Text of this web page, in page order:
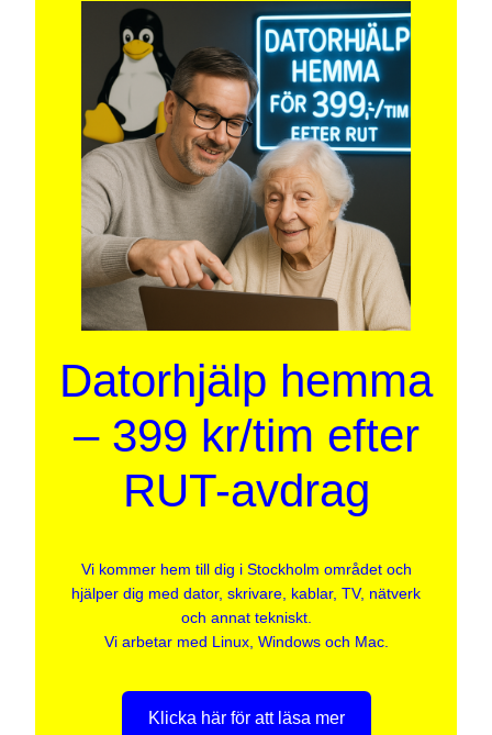
Datorhjälp hemma
– 399 kr/tim efter
RUT-avdrag
Vi kommer hem till dig i Stockholm området och
hjälper dig med dator, skrivare, kablar, TV, nätverk
och annat tekniskt.
Vi arbetar med Linux, Windows och Mac.
Klicka här för att läsa mer